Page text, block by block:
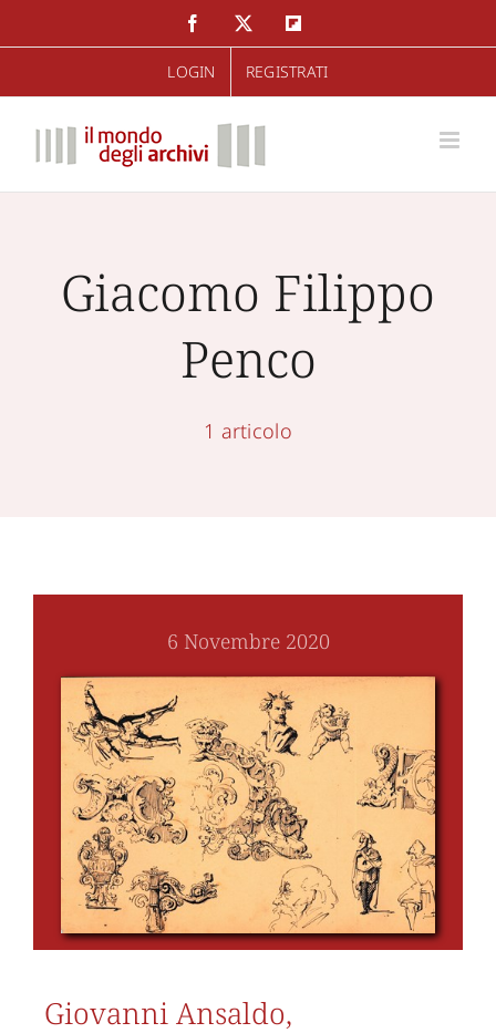
al
FacebookTwitter
LOGIN REGISTRATI
Giacomo Filippo
Penco
1 articolo
6 Novembre 2020
Giovanni Ansaldo,